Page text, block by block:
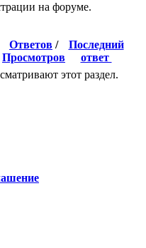
на форуме.
Ответов /
Просмотров
Последний
ответ
этот раздел.